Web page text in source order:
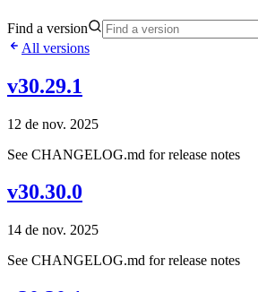
Find a version
All versions
v30.29.1
12 de nov. 2025
See CHANGELOG.md for release notes
v30.30.0
14 de nov. 2025
See CHANGELOG.md for release notes